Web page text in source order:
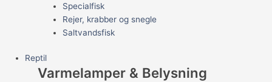
Specialfisk
Rejer, krabber og snegle
Saltvandsfisk
Reptil
Varmelamper & Belysning